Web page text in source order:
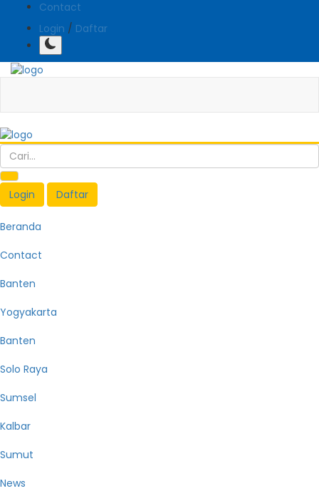
Contact
Login / Daftar
Login Daftar
Beranda
Contact
Banten
Yogyakarta
Banten
Solo Raya
Sumsel
Kalbar
Sumut
News